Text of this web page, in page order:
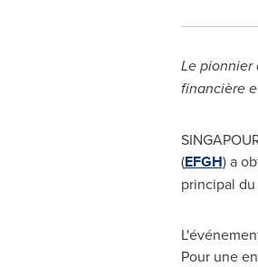
Le pionnier
financière
(EFGH) a
principal
Pour une